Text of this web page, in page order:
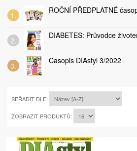
ROČNÍ PŘEDPLATNÉ
DIABETES: Průvodce
Časopis DIAstyl 3/2022
SEŘADIT DLE:
ZOBRAZIT PRODUKTŮ: